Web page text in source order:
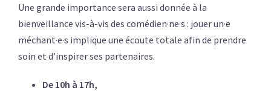
Une grande importance sera aussi donnée à la
bienveillance vis-à-vis des comédien·ne·s : jouer un·e
méchant·e·s implique une écoute totale afin de prendre
soin et d’inspirer ses partenaires.
De 10h à 17h,